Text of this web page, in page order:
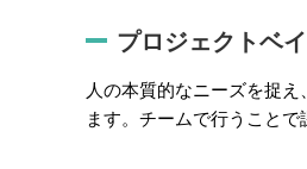
プロジェクトベ
人の本質的なニーズを捉
ます。チームで行うことで